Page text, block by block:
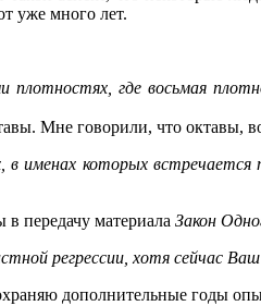
уже много лет.
плотностях, где восьмая
Мне говорили, что октавы,
в именах которых
передачу материала Закон
регрессии, хотя сейчас
дополнительные годы